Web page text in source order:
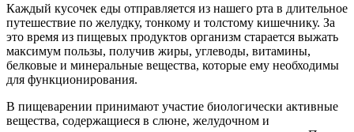
Каждый кусочек еды отправляется из нашего рта в длительное
путешествие по желудку, тонкому и толстому кишечнику. За
это время из пищевых продуктов организм старается выжать
максимум пользы, получив жиры, углеводы, витамины,
белковые и минеральные вещества, которые ему необходимы
для функционирования.
В пищеварении принимают участие биологически активные
вещества, содержащиеся в слюне, желудочном и